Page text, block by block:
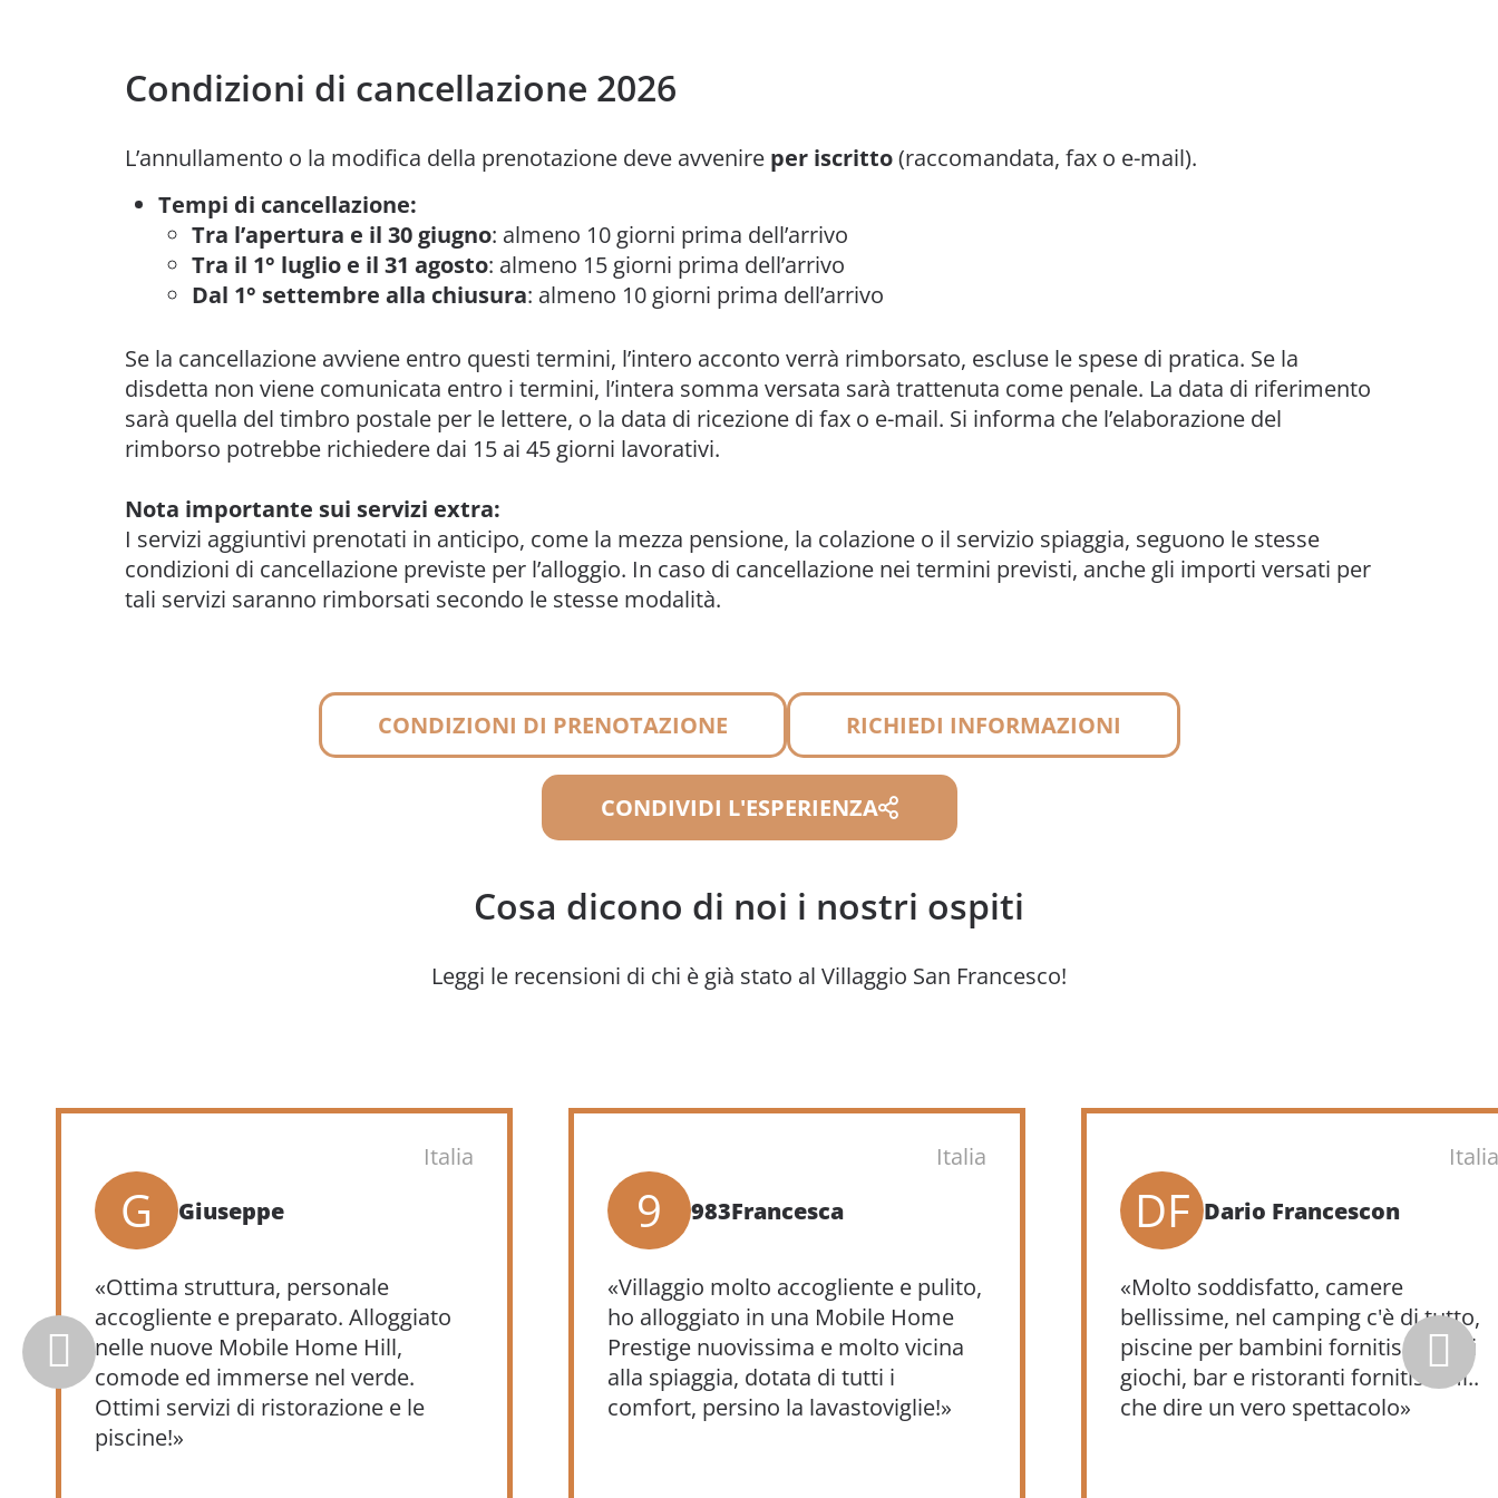
Condizioni di cancellazione 2026
L’annullamento o la modifica della prenotazione deve avvenire per iscritto(raccomandata, fax o e-mail).
Tempi di cancellazione:
Tra l’apertura e il 30 giugno: almeno 10 giorni prima dell’arrivo
Tra il 1° luglio e il 31 agosto: almeno 15 giorni prima dell’arrivo
Dal 1° settembre alla chiusura: almeno 10 giorni prima dell’arrivo
Se la cancellazione avviene entro questi termini, l’intero acconto verrà rimborsato, escluse le spese di pratica. Se la
disdetta non viene comunicata entro i termini, l’intera somma versata sarà trattenuta come penale. La data di riferimento
sarà quella del timbro postale per le lettere, o la data di ricezione di fax o e-mail. Si informa che l’elaborazione del
rimborso potrebbe richiedere dai 15 ai 45 giorni lavorativi.
Nota importante sui servizi extra:
I servizi aggiuntivi prenotati in anticipo, come la mezza pensione, la colazione o il servizio spiaggia, seguono le stesse
condizioni di cancellazione previste per l’alloggio. In caso di cancellazione nei termini previsti, anche gli importi versati per
tali servizi saranno rimborsati secondo le stesse modalità.
CONDIZIONI DI PRENOTAZIONE RICHIEDI INFORMAZIONI
CONDIVIDI L'ESPERIENZA
Cosa dicono di noi i nostri ospiti
Leggi le recensioni di chi è già stato al Villaggio San Francesco!
Giuseppe
«Ottima struttura, personale
accogliente e preparato. Alloggiato
nelle nuove Mobile Home Hill,
comode ed immerse nel verde.
Ottimi servizi di ristorazione e le
piscine!»
983Francesca
«Villaggio molto accogliente e pulito,
ho alloggiato in una Mobile Home
Prestige nuovissima e molto vicina
alla spiaggia, dotata di tutti i
comfort, persino la lavastoviglie!»
Dario Francescon
«Molto soddisfatto, camere
bellissime, nel camping c'è di tutto,
piscine per bambini fornitissime di
giochi, bar e ristoranti fornitissimi..
che dire un vero spettacolo»